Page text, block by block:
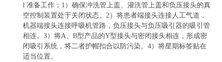
l 准备工作： 1 ）确保冲洗管上盖、灌洗管上盖和负压接头的真
空控制装置处于关闭状态。 2 ）将患者端接头连接人工气道，
机器端接头连接呼吸机管路，负压接头与负压吸引器的吸引管
相连。 3）将A B型产品的Y型接头与密闭接头相连，形成密
闭吸引系统，将二者护帽扣合以防污染。 4）将星期标签贴在
适当位置。